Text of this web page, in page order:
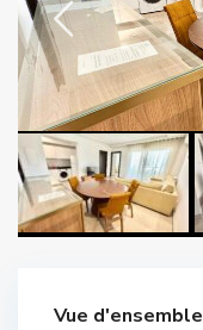
Vue d'ensemble